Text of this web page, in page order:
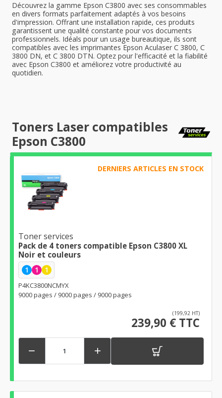
Découvrez la gamme Epson C3800 avec ses consommables
en divers formats parfaitement adaptés à vos besoins
d'impression. Offrant une installation rapide, ces produits
garantissent une qualité constante pour vos documents
professionnels. Idéals pour un usage bureautique, ils sont
compatibles avec les imprimantes Epson Aculaser C 3800, C
3800 DN, et C 3800 DTN. Optez pour l'efficacité et la fiabilité
avec Epson C3800 et améliorez votre productivité au
quotidien.
Toners Laser compatibles
Epson C3800
DERNIERS ARTICLES EN STOCK
Toner services
Pack de 4 toners compatible Epson C3800 XL
Noir et couleurs
1 1 1
P4KC3800NCMYX
9000 pages / 9000 pages / 9000 pages
(199,92 HT)
239,90 € TTC
 